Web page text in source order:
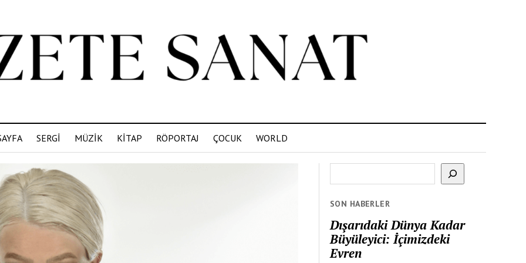
SERGİ MÜZİK KİTAP RÖPORTAJ ÇOCUK WORLD
SON HABERLER
Dışarıdaki Dünya Kadar
Büyüleyici: İçimizdeki
Evren